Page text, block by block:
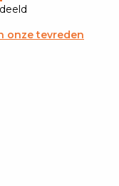
onze tevreden